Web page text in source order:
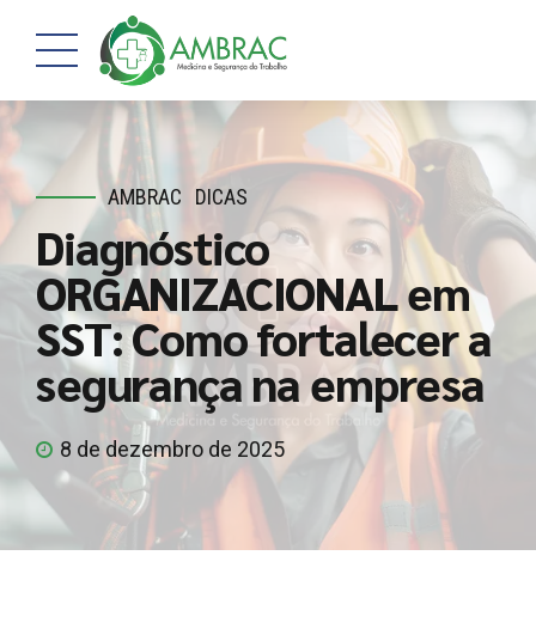
AMBRAC DICAS
Diagnóstico
ORGANIZACIONAL em
SST: Como fortalecer a
segurança na empresa
8 de dezembro de 2025